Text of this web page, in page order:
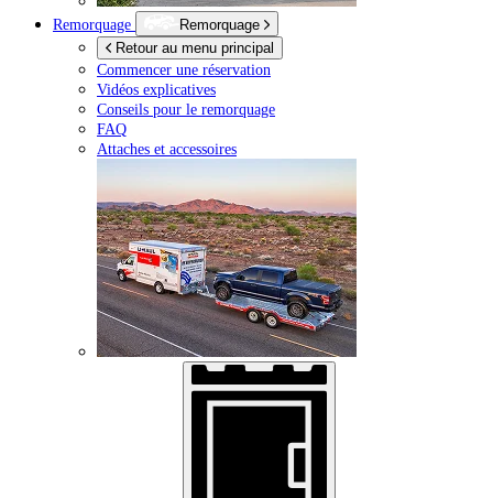
Remorquage
Remorquage
Retour au menu principal
Commencer une réservation
Vidéos explicatives
Conseils pour le remorquage
FAQ
Attaches et accessoires